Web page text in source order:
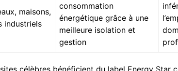
maisons,
industriels
consommation
énergétique grâce à une
meilleure isolation et
gestion
célèbres bénéficient du label Energy Star